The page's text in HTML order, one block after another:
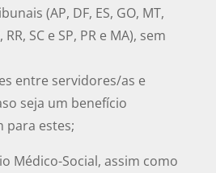
(AP, DF, ES, GO, MT,
RR, SC e SP, PR e MA), sem
entre servidores/as e
seja um benefício
para estes;
Médico-Social, assim como